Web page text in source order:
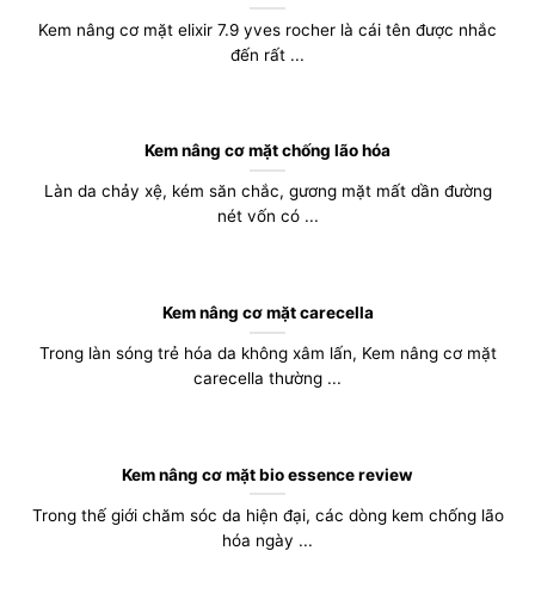
Kem nâng cơ mặt elixir 7.9 yves rocher là cái tên được nhắc
đến rất ...
Kem nâng cơ mặt chống lão hóa
Làn da chảy xệ, kém săn chắc, gương mặt mất dần đường
nét vốn có ...
Kem nâng cơ mặt carecella
Trong làn sóng trẻ hóa da không xâm lấn, Kem nâng cơ mặt
carecella thường ...
Kem nâng cơ mặt bio essence review
Trong thế giới chăm sóc da hiện đại, các dòng kem chống lão
hóa ngày ...